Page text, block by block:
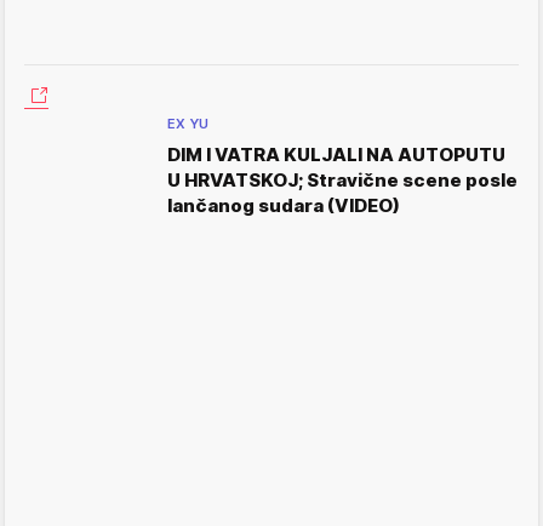
EX YU
DIM I VATRA KULJALI NA AUTOPUTU
U HRVATSKOJ; Stravične scene posle
lančanog sudara (VIDEO)